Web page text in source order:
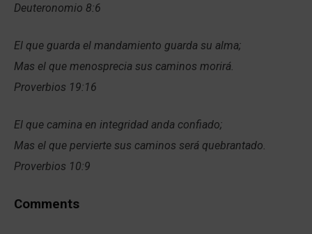
Deuteronomio 8:6
El que guarda el mandamiento guarda su alma;
Mas el que menosprecia sus caminos morirá.
Proverbios 19:16
El que camina en integridad anda confiado;
Mas el que pervierte sus caminos será quebrantado.
Proverbios 10:9
Comments